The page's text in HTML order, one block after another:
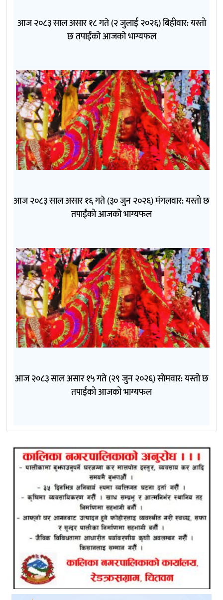
आज २०८३ साल असार १८ गते (२ जुलाई २०२६) बिहीवार: यस्तो
छ तपाईंको आजको भाग्यफल
आज २०८३ साल असार १६ गते (३० जुन २०२६) मंगलवार: यस्तो छ
तपाईंको आजको भाग्यफल
आज २०८३ साल असार १५ गते (२९ जुन २०२६) साेमवार: यस्तो छ
तपाईंको आजको भाग्यफल